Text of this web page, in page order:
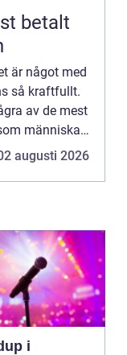
är något med
så kraftfullt.
av de mest
människan
process so...
augusti 2026
i